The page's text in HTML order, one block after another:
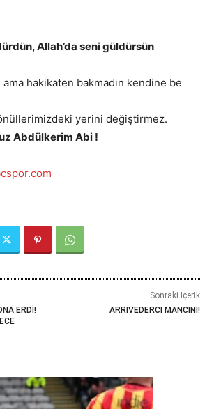
Allah’da seni güldürsün
hakikaten bakmadın kendine be
yerini değiştirmez.
Abdülkerim Abi !
ERDİ!
Sonraki İçerik
ARRIVEDERCI MANCINI!